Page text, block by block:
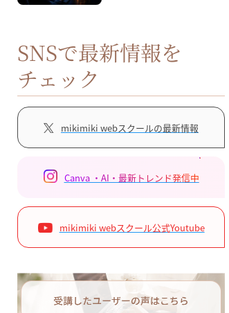
SNSで最新情報を
チェック
mikimiki webスクールの最新情報
Canva ・AI・最新トレンド発信中
mikimiki webスクール公式Youtube